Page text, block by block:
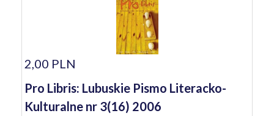
2,00 PLN
Pro Libris: Lubuskie Pismo Literacko-
Kulturalne nr 3(16) 2006